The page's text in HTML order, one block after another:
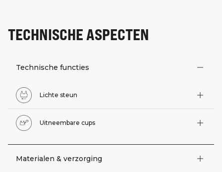
TECHNISCHE ASPECTEN
Technische functies
Lichte steun
Uitneembare cups
Materialen & verzorging